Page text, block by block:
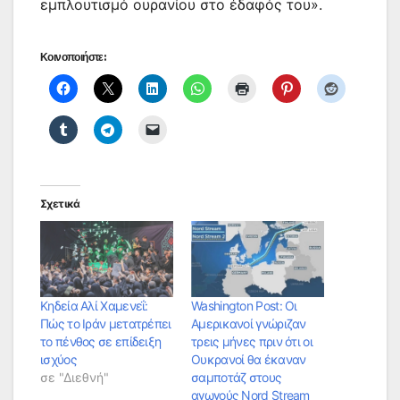
εμπλουτισμό ουρανίου στο έδαφός του».
Κοινοποιήστε:
Σχετικά
Κηδεία Αλί Χαμενεΐ:
Πώς το Ιράν μετατρέπει
το πένθος σε επίδειξη
ισχύος
σε "Διεθνή"
Washington Post: Οι
Αμερικανοί γνώριζαν
τρεις μήνες πριν ότι οι
Ουκρανοί θα έκαναν
σαμποτάζ στους
αγωγούς Nord Stream